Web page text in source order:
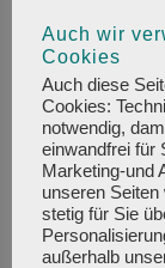
das
zur
Anfang
Auch wir
Cookies
Auch diese
Cookies:
notwendig,
einwandfrei für
Marketing-und
unseren
stetig für Sie
außerhalb